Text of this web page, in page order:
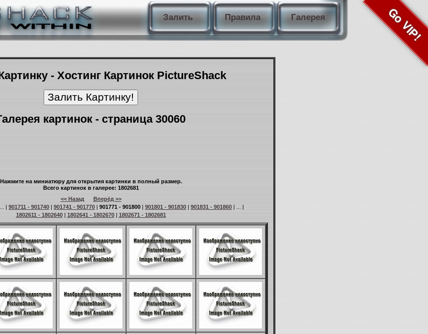
Залить Правила Галерея Go VIP!
- Хостинг Картинок PictureShack
картинок - страница 30060
Нажмите на миниатюру для открытия картинки в полный размер.
Всего картинок в галерее: 1802681
<< Назад
Вперёд >>
| 901711 - 901740 | 901741 - 901770 | 901771 - 901800 | 901801 - 901830 | 901831 - 901860 | ... |
1802611 - 1802640| 1802641 - 1802670| 1802671 - 1802681